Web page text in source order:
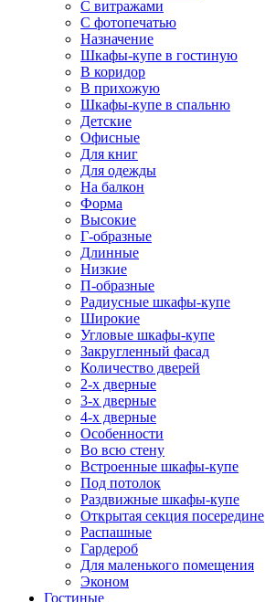
С витражами
С фотопечатью
Назначение
Шкафы-купе в гостиную
В коридор
В прихожую
Шкафы-купе в спальню
Детские
Офисные
Для книг
Для одежды
На балкон
Форма
Высокие
Г-образные
Длинные
Низкие
П-образные
Радиусные шкафы-купе
Широкие
Угловые шкафы-купе
Закругленный фасад
Количество дверей
2-х дверные
3-х дверные
4-х дверные
Особенности
Во всю стену
Встроенные шкафы-купе
Под потолок
Раздвижные шкафы-купе
Открытая секция посередине
Распашные
Гардероб
Для маленького помещения
Эконом
Гостиные